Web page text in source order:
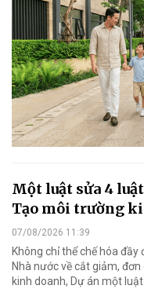
Một luật sửa 4
Tạo môi trường
07/08/2026 11:39
Không chỉ thể chế hóa
Nhà nước về cắt giảm,
kinh doanh, Dự án một